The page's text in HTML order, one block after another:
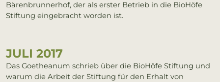
Bärenbrunnerhof, der als erster Betrieb in die BioHöfe
Stiftung eingebracht worden ist.
JULI 2017
Das Goetheanum schrieb über die BioHöfe Stiftung und
warum die Arbeit der Stiftung für den Erhalt von